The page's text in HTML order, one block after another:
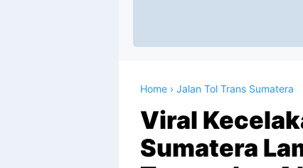
Home › Jalan Tol Trans Sumatera
Viral
Sumatera